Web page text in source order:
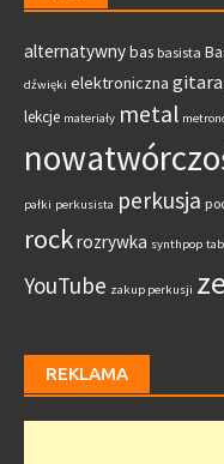
alternatywnybas basista
dźwięki elektroniczna gitara
lekcje materiały metal
pałki perkusista perkusja
rockrozrywka synthpop tab
YouTube zakup perkusji
REKLAMA